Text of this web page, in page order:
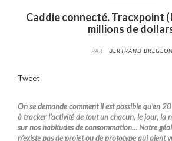
Caddie connecté. Tracxpoint
millions de
PAR BERTRAND BREGEON
Tweet
On se demande comment il est possible qu’en
à tracker l’activité de tout un chacun, le jour, la
sur nos habitudes de consommation… Notre
n’existe pas de projet ou de prototype qui aient